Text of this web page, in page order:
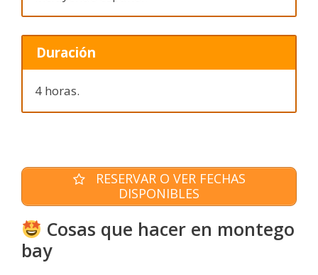
Duración
4 horas.
RESERVAR O VER FECHAS
DISPONIBLES
Cosas que hacer en montego
bay